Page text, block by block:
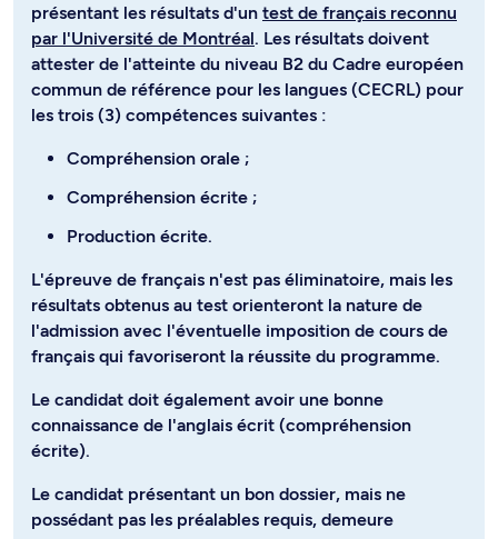
présentant les résultats d'un test de français reconnu
par l'Université de Montréal. Les résultats doivent
attester de l'atteinte du niveau B2 du Cadre européen
commun de référence pour les langues (CECRL) pour
les trois (3) compétences suivantes :
Compréhension orale ;
Compréhension écrite ;
Production écrite.
L'épreuve de français n'est pas éliminatoire, mais les
résultats obtenus au test orienteront la nature de
l'admission avec l'éventuelle imposition de cours de
français qui favoriseront la réussite du programme.
Le candidat doit également avoir une bonne
connaissance de l'anglais écrit (compréhension
écrite).
Le candidat présentant un bon dossier, mais ne
possédant pas les préalables requis, demeure